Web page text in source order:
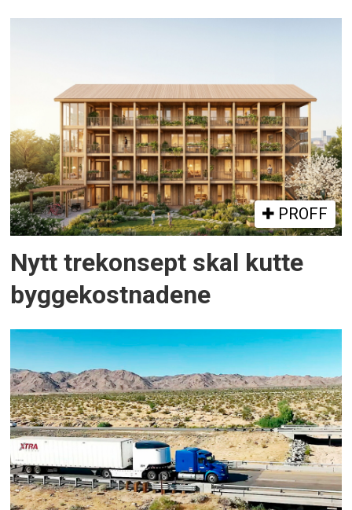
PROFF
Nytt trekonsept skal kutte
byggekostnadene